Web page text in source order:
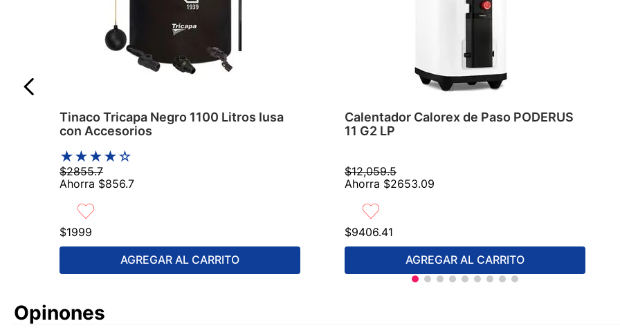
Tinaco Tricapa Negro 1100 Litros Iusa
con Accesorios
★★★★☆
$2855.7
Ahorra $856.7
$1999
AGREGAR AL CARRITO
Calentador Calorex de Paso PODERUS
11 G2 LP
$12,059.5
Ahorra $2653.09
$9406.41
AGREGAR AL CARRITO
Comentarios